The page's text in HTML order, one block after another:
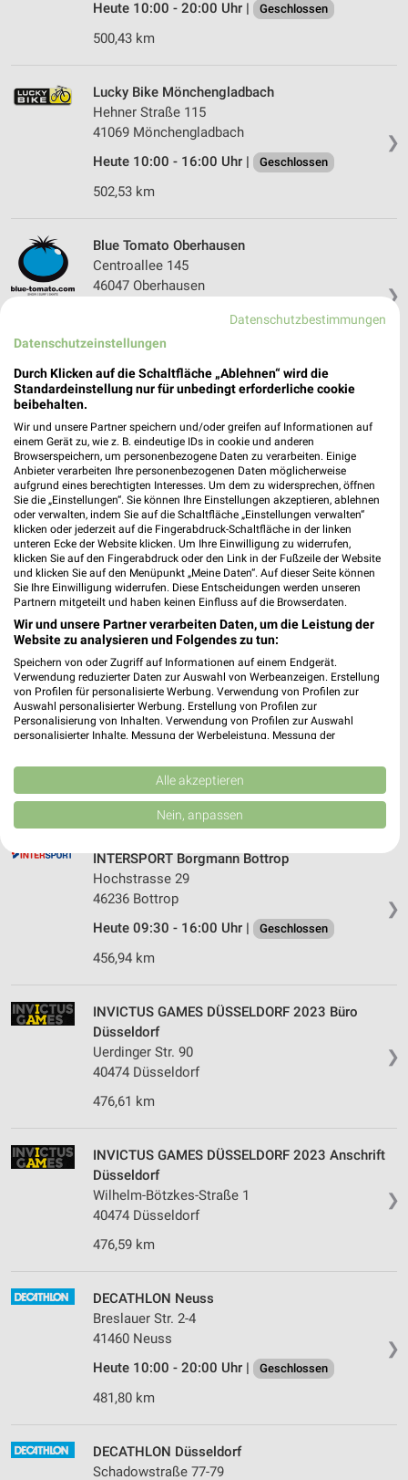
Heute 10:00 - 20:00 Uhr |
Geschlossen
500,43 km
❯
Lucky Bike Mönchengladbach
Hehner Straße 115
41069 Mönchengladbach
Heute 10:00 - 16:00 Uhr |
Geschlossen
502,53 km
❯
Blue Tomato Oberhausen
Centroallee 145
46047 Oberhausen
Heute 10:00 - 20:00 Uhr | Geschlossen
460,82 km
Sport Pasch Kaarst
Girmes-Kreuz-Str. 59
41564 Kaarst
Heute 09:30 - 14:00 Uhr | Geschlossen
486,90 km
ROSE CITY Bocholt
Ravardistraße 48-50
46399 Bocholt
Heute 09:30 - 16:00 Uhr | Geschlossen
469,28 km
Rück Zweirad Center Bottrop
Südring 81-83
Heute 10:00 - 16:00 Uhr |
457,32 km
❯
INTERSPORT Borgmann Bottrop
Hochstrasse 29
46236 Bottrop
Heute 09:30 - 16:00 Uhr |
Geschlossen
456,94 km
❯
INVICTUS GAMES DÜSSELDORF 2023 Büro
Düsseldorf
Uerdinger Str. 90
40474 Düsseldorf
476,61 km
❯
INVICTUS GAMES DÜSSELDORF 2023 Anschrift
Düsseldorf
Wilhelm-Bötzkes-Straße 1
40474 Düsseldorf
476,59 km
❯
DECATHLON Neuss
Breslauer Str. 2-4
41460 Neuss
Heute 10:00 - 20:00 Uhr |
Geschlossen
481,80 km
DECATHLON Düsseldorf
Schadowstraße 77-79
Datenschutzbestimmungen
Datenschutzeinstellungen
Durch Klicken auf die Schaltfläche „Ablehnen“ wird die
Standardeinstellung nur für unbedingt erforderliche cookie
beibehalten.
Wir und unsere Partner speichern und/oder greifen auf Informationen auf
einem Gerät zu, wie z. B. eindeutige IDs in cookie und anderen
Browserspeichern, um personenbezogene Daten zu verarbeiten. Einige
Anbieter verarbeiten Ihre personenbezogenen Daten möglicherweise
aufgrund eines berechtigten Interesses. Um dem zu widersprechen, öffnen
Sie die „Einstellungen“. Sie können Ihre Einstellungen akzeptieren, ablehnen
oder verwalten, indem Sie auf die Schaltfläche „Einstellungen verwalten“
klicken oder jederzeit auf die Fingerabdruck-Schaltfläche in der linken
unteren Ecke der Website klicken. Um Ihre Einwilligung zu widerrufen,
klicken Sie auf den Fingerabdruck oder den Link in der Fußzeile der Website
und klicken Sie auf den Menüpunkt „Meine Daten“. Auf dieser Seite können
Sie Ihre Einwilligung widerrufen. Diese Entscheidungen werden unseren
Partnern mitgeteilt und haben keinen Einfluss auf die Browserdaten.
Wir und unsere Partner verarbeiten Daten, um die Leistung der
Website zu analysieren und Folgendes zu tun:
Speichern von oder Zugriff auf Informationen auf einem Endgerät.
Verwendung reduzierter Daten zur Auswahl von Werbeanzeigen. Erstellung
von Profilen für personalisierte Werbung. Verwendung von Profilen zur
Auswahl personalisierter Werbung. Erstellung von Profilen zur
Personalisierung von Inhalten. Verwendung von Profilen zur Auswahl
personalisierter Inhalte. Messung der Werbeleistung. Messung der
Kombinationen von Daten aus verschiedenen Quellen. Entwicklung und
Verbesserung der Angebote. Verwendung reduzierter Daten zur Auswahl
von Inhalten.
Daten können außerhalb der Europäischen Union weitergegeben und in die
USA gesendet werden.
Website/App.
Partnerliste anzeigen (1 IAB-Anbieter)
Wir nutzen Ihre Daten für folgende Zwecke:
IAB-Verarbeitungszwecke:
Speichern von oder Zugriff auf Informationen
Verwendung reduzierter Daten zur Auswahl von
Werbeanzeigen
Erstellung von Profilen für personalisierte
Erstellung von Profilen zur Personalisierung
von Inhalten
Verwendung von Profilen zur Auswahl
personalisierter Inhalte
Messung der Performance von Inhalten
Analyse von Zielgruppen durch Statistiken oder
Kombinationen von Daten aus verschiedenen
Verwendung reduzierter Daten zur Auswahl von
Alle akzeptieren
Nein, anpassen